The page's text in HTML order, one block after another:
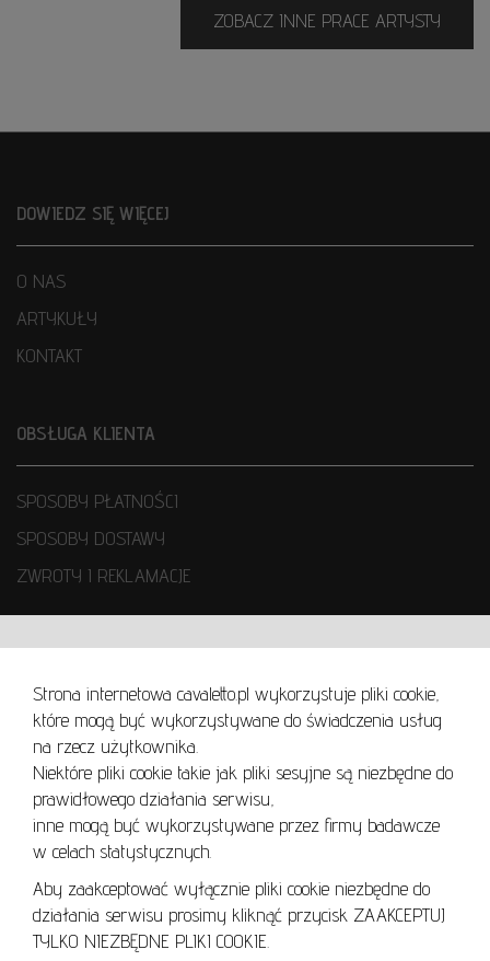
Strona internetowa cavaletto.pl wykorzystuje pliki cookie,
które mogą być wykorzystywane do świadczenia usług
na rzecz użytkownika.
Niektóre pliki cookie takie jak pliki sesyjne są niezbędne do
prawidłowego działania serwisu,
inne mogą być wykorzystywane przez firmy badawcze
w celach statystycznych.
Aby zaakceptować wyłącznie pliki cookie niezbędne do
działania serwisu prosimy kliknąć przycisk ZAAKCEPTUJ
TYLKO NIEZBĘDNE PLIKI COOKIE.
ZOBACZ INNE PRACE ARTYSTY
DOWIEDZ SIĘ WIĘCEJ
O NAS
ARTYKUŁY
KONTAKT
OBSŁUGA KLIENTA
SPOSOBY PŁATNOŚCI
SPOSOBY DOSTAWY
ZWROTY I REKLAMACJE
REGULAMIN
REGULAMIN AUKCJI
POLITYKA PRYWATNOŚCI
POLITYKA COOKIES